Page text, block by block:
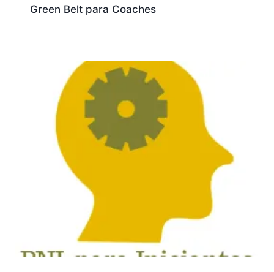
Green Belt para Coaches